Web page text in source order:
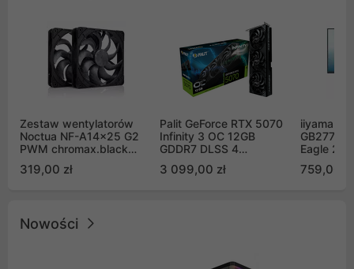
Zestaw wentylatorów
Noctua NF-A14x25 G2
PWM chromax.black
Push Pull (2szt)
319,00 zł
Palit GeForce RTX 5070
Infinity 3 OC 12GB
GDDR7 DLSS 4
GB2050S)
3 099,00 zł
iiyama G-
Eagle 27"
759,00 zł
Nowości